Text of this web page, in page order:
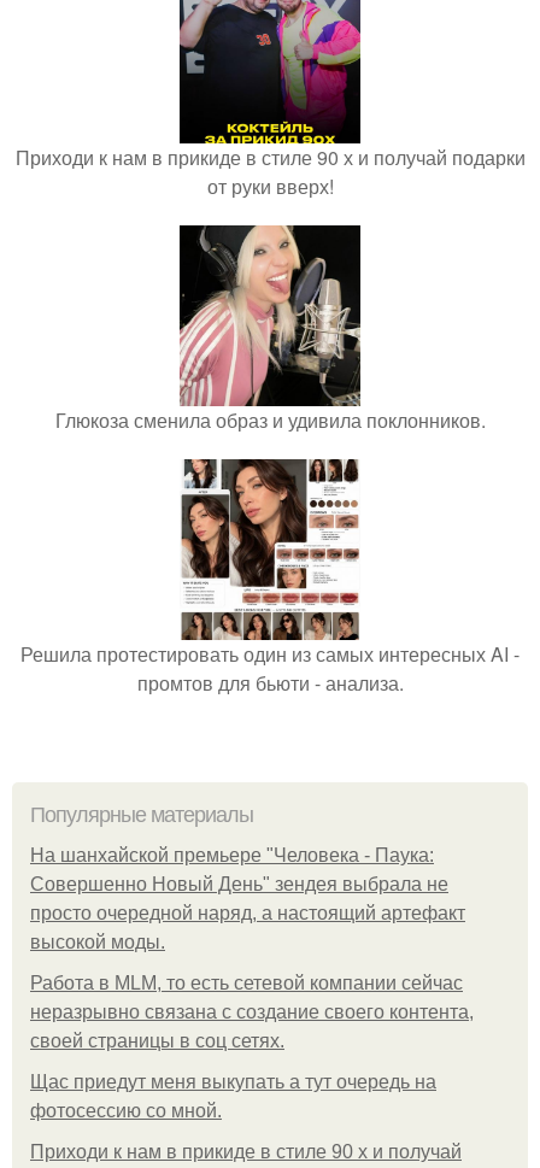
Приходи к нам в прикиде в стиле 90 х и получай подарки
от руки вверх!
Глюкоза сменила образ и удивила поклонников.
Решила протестировать один из самых интересных AI -
промтов для бьюти - анализа.
Популярные материалы
На шанхайской премьере "Человека - Паука:
Совершенно Новый День" зендея выбрала не
просто очередной наряд, а настоящий артефакт
высокой моды.
Работа в MLM, то есть сетевой компании сейчас
неразрывно связана с создание своего контента,
своей страницы в соц сетях.
Щас приедут меня выкупать а тут очередь на
фотосессию со мной.
Приходи к нам в прикиде в стиле 90 х и получай